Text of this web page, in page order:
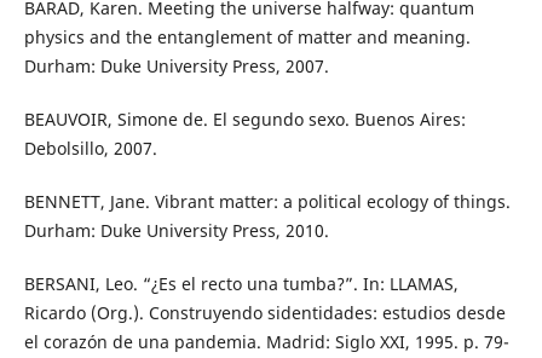
BARAD, Karen. Meeting the universe halfway: quantum
physics and the entanglement of matter and meaning.
Durham: Duke University Press, 2007.
BEAUVOIR, Simone de. El segundo sexo. Buenos Aires:
Debolsillo, 2007.
BENNETT, Jane. Vibrant matter: a political ecology of things.
Durham: Duke University Press, 2010.
BERSANI, Leo. “¿Es el recto una tumba?”. In: LLAMAS,
Ricardo (Org.). Construyendo sidentidades: estudios desde
el corazón de una pandemia. Madrid: Siglo XXI, 1995. p. 79-